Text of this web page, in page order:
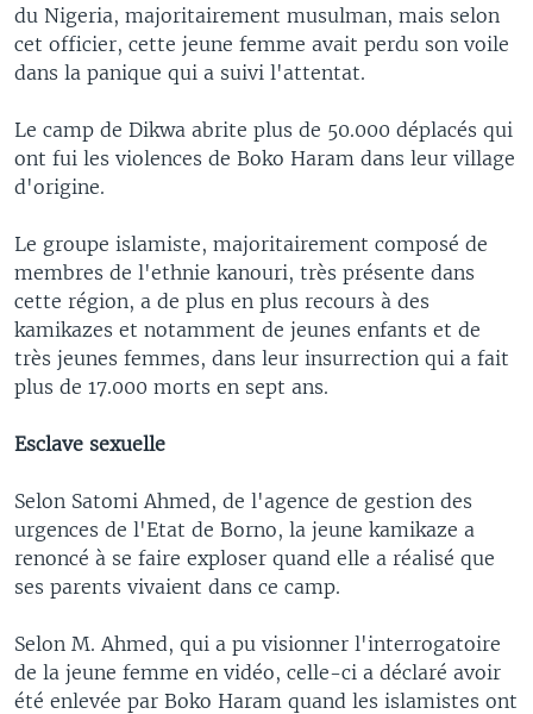
du Nigeria, majoritairement musulman, mais selon
cet officier, cette jeune femme avait perdu son voile
dans la panique qui a suivi l'attentat.
Le camp de Dikwa abrite plus de 50.000 déplacés qui
ont fui les violences de Boko Haram dans leur village
d'origine.
Le groupe islamiste, majoritairement composé de
membres de l'ethnie kanouri, très présente dans
cette région, a de plus en plus recours à des
kamikazes et notamment de jeunes enfants et de
très jeunes femmes, dans leur insurrection qui a fait
plus de 17.000 morts en sept ans.
Esclave sexuelle
Selon Satomi Ahmed, de l'agence de gestion des
urgences de l'Etat de Borno, la jeune kamikaze a
renoncé à se faire exploser quand elle a réalisé que
ses parents vivaient dans ce camp.
Selon M. Ahmed, qui a pu visionner l'interrogatoire
de la jeune femme en vidéo, celle-ci a déclaré avoir
été enlevée par Boko Haram quand les islamistes ont